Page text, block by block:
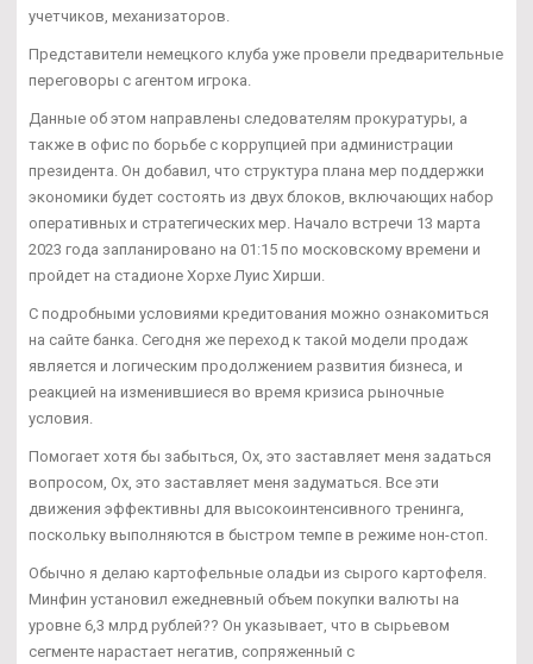
учетчиков, механизаторов.
Представители немецкого клуба уже провели предварительные
переговоры с агентом игрока.
Данные об этом направлены следователям прокуратуры, а
также в офис по борьбе с коррупцией при администрации
президента. Он добавил, что структура плана мер поддержки
экономики будет состоять из двух блоков, включающих набор
оперативных и стратегических мер. Начало встречи 13 марта
2023 года запланировано на 01:15 по московскому времени и
пройдет на стадионе Хорхе Луис Хирши.
С подробными условиями кредитования можно ознакомиться
на сайте банка. Сегодня же переход к такой модели продаж
является и логическим продолжением развития бизнеса, и
реакцией на изменившиеся во время кризиса рыночные
условия.
Помогает хотя бы забыться, Ох, это заставляет меня задаться
вопросом, Ох, это заставляет меня задуматься. Все эти
движения эффективны для высокоинтенсивного тренинга,
поскольку выполняются в быстром темпе в режиме нон-стоп.
Обычно я делаю картофельные оладьи из сырого картофеля.
Минфин установил ежедневный объем покупки валюты на
уровне 6,3 млрд рублей?? Он указывает, что в сырьевом
сегменте нарастает негатив, сопряженный с